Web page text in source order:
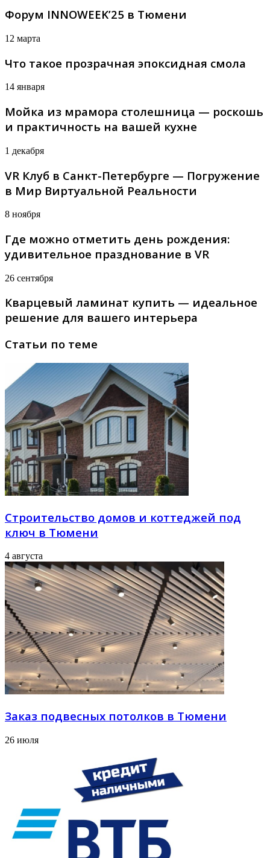
Форум INNOWEEK’25 в Тюмени
12 марта
Что такое прозрачная эпоксидная смола
14 января
Мойка из мрамора столешница — роскошь
и практичность на вашей кухне
1 декабря
VR Клуб в Санкт-Петербурге — Погружение
в Мир Виртуальной Реальности
8 ноября
Где можно отметить день рождения:
удивительное празднование в VR
26 сентября
Кварцевый ламинат купить — идеальное
решение для вашего интерьера
Статьи по теме
Строительство домов и коттеджей под
ключ в Тюмени
4 августа
Заказ подвесных потолков в Тюмени
26 июля